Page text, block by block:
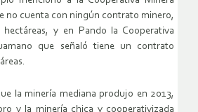
no cuenta con ningún contrato minero,
hectáreas, y en Pando la Cooperativa
que señaló tiene un contrato
la minería mediana produjo en 2013,
y la minería chica y cooperativizada